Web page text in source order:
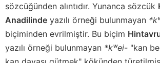
sözcüğünden alıntıdır. Yunanca sözcük
Anadilinde yazılı örneği bulunmayan
biçiminden evrilmiştir. Bu biçim
yazılı örneği bulunmayan *kʷei- "kan